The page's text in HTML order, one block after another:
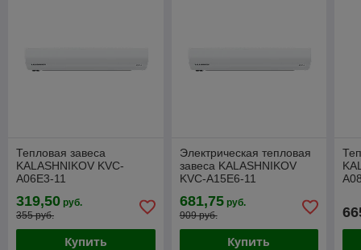
Тепловая завеса
KALASHNIKOV KVC-
A06E3-11
319,50 руб.
355 руб.
Купить
Электрическая тепловая
завеса KALASHNIKOV
KVC-A15E6-11
681,75руб.
909 руб.
Купить